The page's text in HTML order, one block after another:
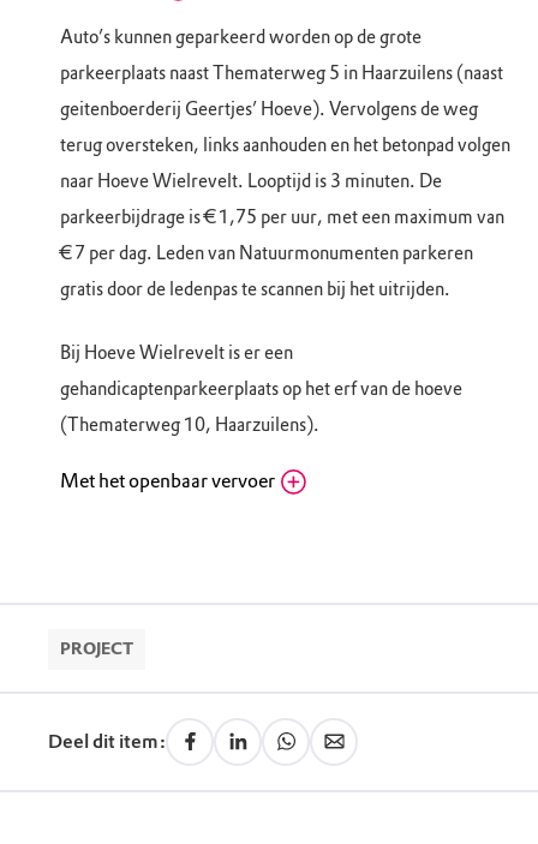
Auto’s kunnen geparkeerd worden op de grote
parkeerplaats naast Thematerweg 5 in Haarzuilens (naast
geitenboerderij Geertjes’ Hoeve). Vervolgens de weg
terug oversteken, links aanhouden en het betonpad volgen
naar Hoeve Wielrevelt. Looptijd is 3 minuten. De
parkeerbijdrage is € 1,75 per uur, met een maximum van
€ 7 per dag. Leden van Natuurmonumenten parkeren
gratis door de ledenpas te scannen bij het uitrijden.
Bij Hoeve Wielrevelt is er een
gehandicaptenparkeerplaats op het erf van de hoeve
(Thematerweg 10, Haarzuilens).
Met het openbaar vervoer
Routebeschrijving
station Vleuten is het ongeveer 30 min. lopen
naar Hoeve Wielrevelt aan de Thematerweg in
Haarzuilens. Vanaf NS-station Utrecht Centraal
bus 127. Uitstappen bij bushalte Joostenlaan,
PROJECT
Deel dit item: